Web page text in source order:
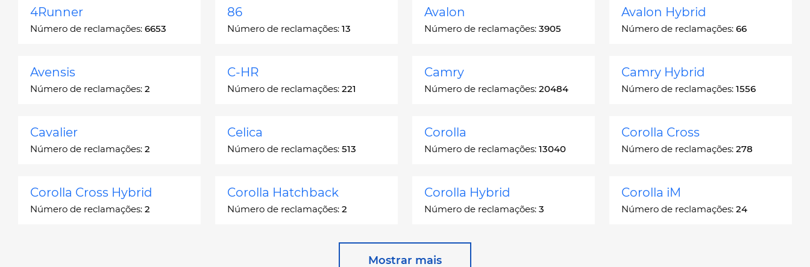
4Runner
Número de reclamações: 6653
86
Número de reclamações: 13
Avalon
Número de reclamações: 3905
Avalon Hybrid
Número de reclamações: 66
Avensis
Número de reclamações: 2
C-HR
Número de reclamações: 221
Camry
Número de reclamações: 20484
Camry Hybrid
Número de reclamações: 1556
Cavalier
Número de reclamações: 2
Celica
Número de reclamações: 513
Corolla
Número de reclamações: 13040
Corolla Cross
Número de reclamações: 278
Corolla Cross Hybrid
Número de reclamações: 2
Corolla Hatchback
Número de reclamações: 2
Corolla Hybrid
Número de reclamações: 3
Corolla iM
Número de reclamações: 24
Cressida
Mostrar mais